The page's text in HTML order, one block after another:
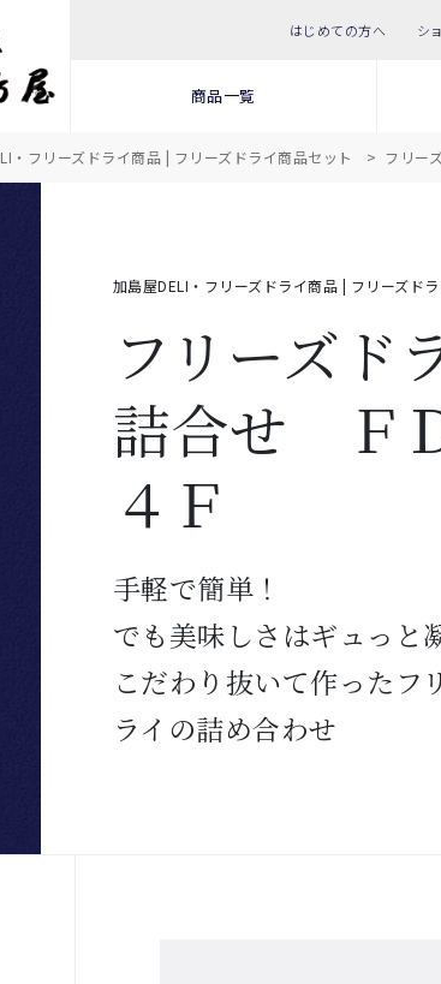
はじめての方へ シ
商品一覧
・フリーズドライ商品 | フリーズドライ商品セット フリー
加島屋DELI・フリーズドライ商品 | フリーズド
フリーズド
詰合せ Ｆ
４Ｆ
手軽で簡単！
でも美味しさはギュっと
こだわり抜いて作ったフ
ライの詰め合わせ